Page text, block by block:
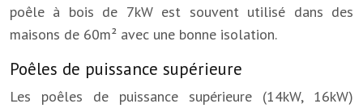
poêle à bois de 7kW est souvent utilisé dans des
maisons de 60m² avec une bonne isolation.
Poêles de puissance supérieure
Les poêles de puissance supérieure (14kW, 16kW)